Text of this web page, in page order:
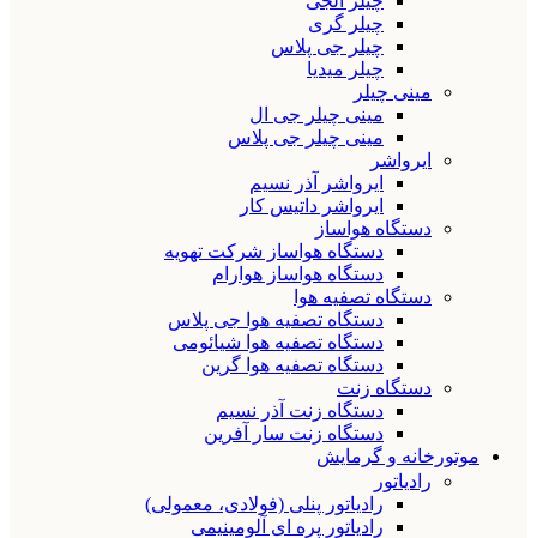
چیلر گری
چیلر جی پلاس
چیلر میدیا
مینی چیلر
مینی چیلر جی ال
مینی چیلر جی پلاس
ایرواشر
ایرواشر آذر نسیم
ایرواشر داتیس کار
دستگاه هواساز
دستگاه هواساز شرکت تهویه
دستگاه هواساز هوارام
دستگاه تصفیه هوا
دستگاه تصفیه هوا جی پلاس
دستگاه تصفیه هوا شیائومی
دستگاه تصفیه هوا گرین
دستگاه زنت
دستگاه زنت آذر نسیم
دستگاه زنت سار آفرین
موتورخانه و گرمایش
رادیاتور
رادیاتور پنلی (فولادی، معمولی)
رادیاتور پره ای آلومینیمی